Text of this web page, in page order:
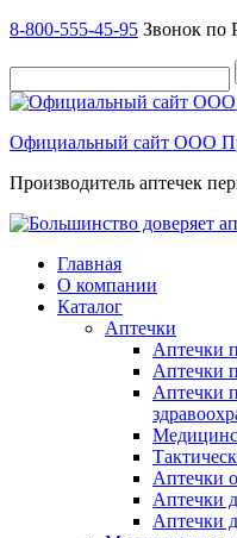
8-800-555-45-95 Звонок по
Официальный сайт ООО
Производитель аптечек
Главная
О компании
Каталог
Аптечки
Аптечки
Аптечки
Аптечки
Аптечки
Аптечки
Аптечки